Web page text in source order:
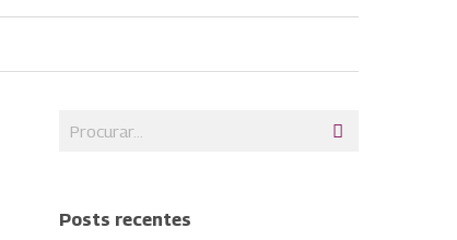
Posts recentes